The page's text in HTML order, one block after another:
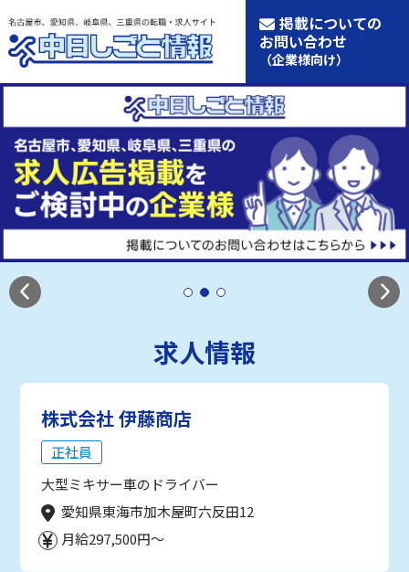
掲載についての
お問い合わせ
（企業様向け）
求人情報
株式会社 伊藤商店
正社員
大型ミキサー車のドライバー
愛知県東海市加木屋町六反田12
月給297,500円～